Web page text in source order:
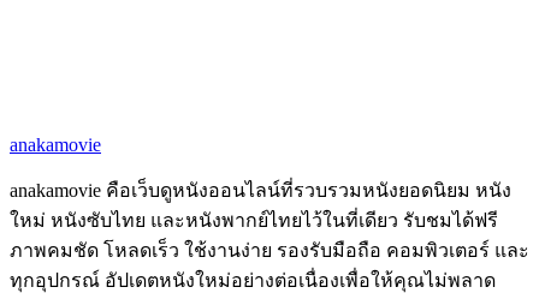
anakamovie
anakamovie คือเว็บดูหนังออนไลน์ที่รวบรวมหนังยอดนิยม หนัง
ใหม่ หนังซับไทย และหนังพากย์ไทยไว้ในที่เดียว รับชมได้ฟรี
ภาพคมชัด โหลดเร็ว ใช้งานง่าย รองรับมือถือ คอมพิวเตอร์ และ
ทุกอุปกรณ์ อัปเดตหนังใหม่อย่างต่อเนื่องเพื่อให้คุณไม่พลาด